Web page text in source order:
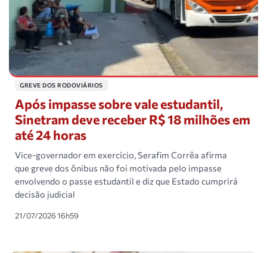
GREVE DOS RODOVIÁRIOS
Após impasse sobre vale estudantil,
Sinetram deve receber R$ 18 milhões em
até 24 horas
Vice-governador em exercício, Serafim Corrêa afirma
que greve dos ônibus não foi motivada pelo impasse
envolvendo o passe estudantil e diz que Estado cumprirá
decisão judicial
21/07/2026 16h59